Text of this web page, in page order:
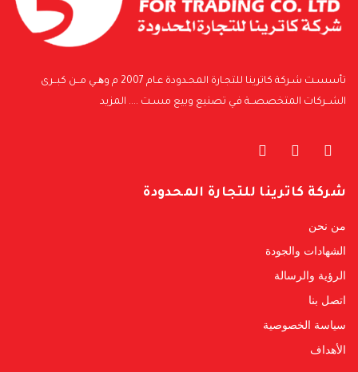
تأسسـت شـركة كاترينا للتجـارة المحـدودة عـام 2007 م وھــي مــن كبــرى
الشــركات المتخصصــة فـي تصنيع وبيع مسـت .... المزيد
شركة كاترينا للتجارة المحدودة
من نحن
الشهادات والجودة
الرؤية والرسالة
اتصل بنا
سياسة الخصوصية
الأهداف